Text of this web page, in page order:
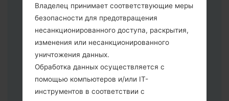
Владелец принимает соответствующие меры
безопасности для предотвращения
несанкционированного доступа, раскрытия,
изменения или несанкционированного
уничтожения данных.
Обработка данных осуществляется с
помощью компьютеров и/или IT-
инструментов в соответствии с